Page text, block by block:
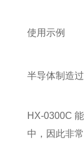
使用示例
半导体制造
HX-0300C
中，因此非